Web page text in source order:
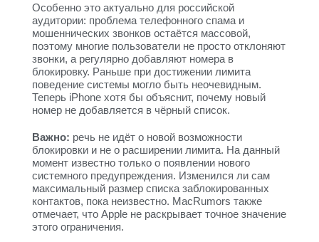
Особенно это актуально для российской
аудитории: проблема телефонного спама и
мошеннических звонков остаётся массовой,
поэтому многие пользователи не просто отклоняют
звонки, а регулярно добавляют номера в
блокировку. Раньше при достижении лимита
поведение системы могло быть неочевидным.
Теперь iPhone хотя бы объяснит, почему новый
номер не добавляется в чёрный список.
Важно: речь не идёт о новой возможности
блокировки и не о расширении лимита. На данный
момент известно только о появлении нового
системного предупреждения. Изменился ли сам
максимальный размер списка заблокированных
контактов, пока неизвестно. MacRumors также
отмечает, что Apple не раскрывает точное значение
этого ограничения.